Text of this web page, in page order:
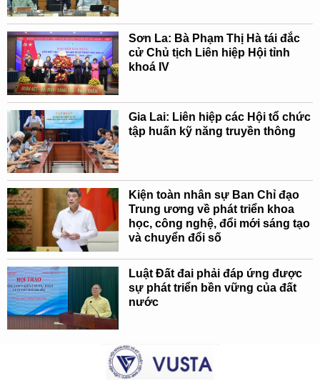
Sơn La: Bà Phạm Thị Hà tái đắc
cử Chủ tịch Liên hiệp Hội tỉnh
khoá IV
Gia Lai: Liên hiệp các Hội tổ chức
tập huấn kỹ năng truyền thông
Kiện toàn nhân sự Ban Chỉ đạo
Trung ương về phát triển khoa
học, công nghệ, đổi mới sáng tạo
và chuyển đổi số
Luật Đất đai phải đáp ứng được
sự phát triển bền vững của đất
nước